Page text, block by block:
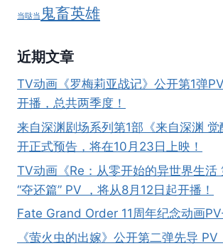
当哒当 鬼畜英雄
近期文章
TV动画《罗梅莉亚战记》公开第1弹
开播，总共两季度！
来自深渊剧场系列第1部《来自深渊
开正式预告，将在10月23日上映！
TV动画《Re：从零开始的异世界生活
“夺还篇” PV ，将从8月12日起开播！
Fate Grand Order 11周年纪念动画
《萤火虫的出嫁》公开第二弹先导